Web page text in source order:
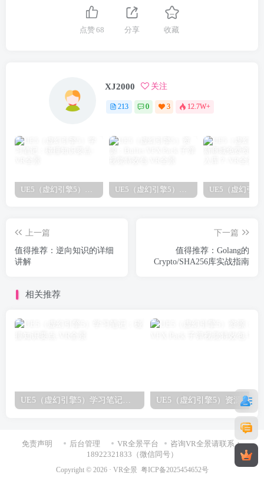
点赞68 分享 收藏
XJ2000 关注
213 0 3 12.7W+
上一篇
值得推荐：逆向知识的详细
讲解
下一篇
值得推荐：Golang的
Crypto/SHA256库实战指南
相关推荐
免责声明 后台管理 VR全景平台
咨询VR全景请联系：
18922321833（微信同号）
Copyright © 2026 · VR全景 粤ICP备2025454652号